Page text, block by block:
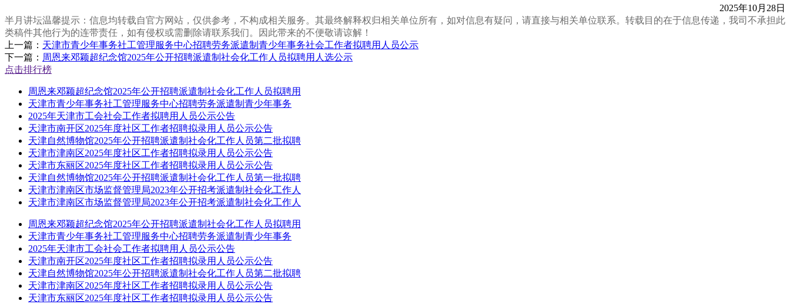
2025年10月28日
半月讲坛温馨提示：信息均转载自官方网站，仅供参考，不构成相关服务。其最终解释权归相关单位所有，如对信息有疑问，请直接与相关单位联系。转载目的在于信息传递，我司不承担此
类稿件其他行为的连带责任，如有侵权或需删除请联系我们。因此带来的不便敬请谅解！
上一篇： 天津市青少年事务社工管理服务中心招聘劳务派遣制青少年事务社会工作者拟聘用人员公示
下一篇： 周恩来邓颖超纪念馆2025年公开招聘派遣制社会化工作人员拟聘用人选公示
点击排行榜
周恩来邓颖超纪念馆2025年公开招聘派遣制社会化工作人员拟聘用
天津市青少年事务社工管理服务中心招聘劳务派遣制青少年事务
2025年天津市工会社会工作者拟聘用人员公示公告
天津市南开区2025年度社区工作者招聘拟录用人员公示公告
天津自然博物馆2025年公开招聘派遣制社会化工作人员第二批拟聘
天津市津南区2025年度社区工作者招聘拟录用人员公示公告
天津市东丽区2025年度社区工作者招聘拟录用人员公示公告
天津自然博物馆2025年公开招聘派遣制社会化工作人员第一批拟聘
天津市津南区市场监督管理局2023年公开招考派遣制社会化工作人
天津市津南区市场监督管理局2023年公开招考派遣制社会化工作人
周恩来邓颖超纪念馆2025年公开招聘派遣制社会化工作人员拟聘用
天津市青少年事务社工管理服务中心招聘劳务派遣制青少年事务
2025年天津市工会社会工作者拟聘用人员公示公告
天津市南开区2025年度社区工作者招聘拟录用人员公示公告
天津自然博物馆2025年公开招聘派遣制社会化工作人员第二批拟聘
天津市津南区2025年度社区工作者招聘拟录用人员公示公告
天津市东丽区2025年度社区工作者招聘拟录用人员公示公告